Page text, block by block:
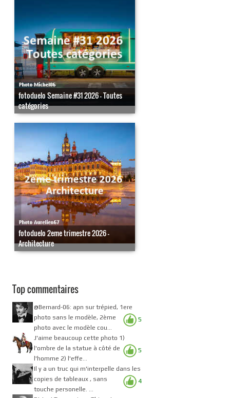
fotoduelo Semaine #31 2026 - Toutes
catégories
fotoduelo 2eme trimestre 2026 -
Architecture
Top commentaires
5
@Bernard-06: apn sur trépied, 1ere
photo sans le modèle, 2ème
photo avec le modèle cou...
5
J'aime beaucoup cette photo 1)
l'ombre de la statue à côté de
l'homme 2) l'effe...
4
Il y a un truc qui m'interpelle dans les
copies de tableaux , sans
touche personelle. ...